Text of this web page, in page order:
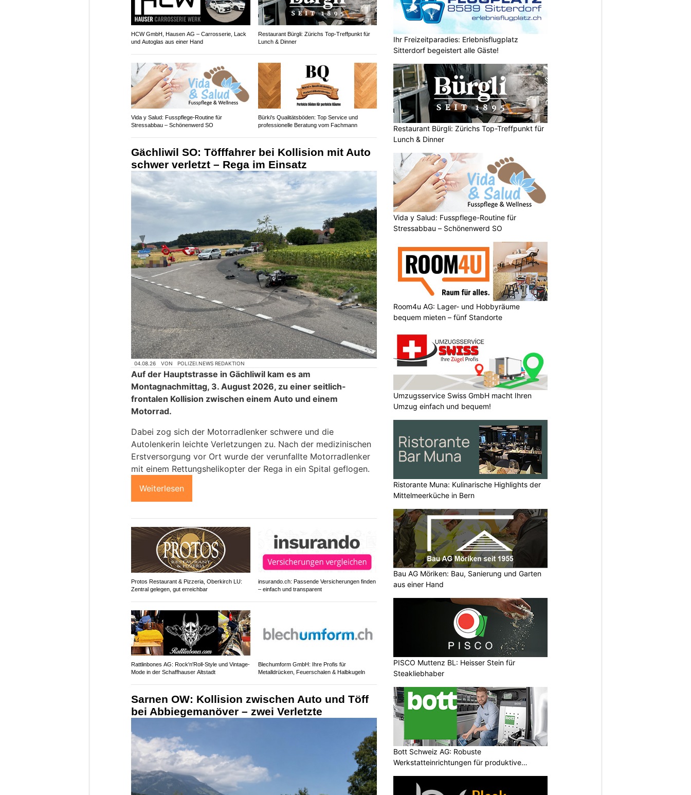
HCW GmbH, Hausen AG – Carrosserie, Lack
und Autoglas aus einer Hand
Restaurant Bürgli: Zürichs Top-Treffpunkt für
Lunch & Dinner
Vida y Salud: Fusspflege-Routine für
Stressabbau – Schönenwerd SO
Bürki's Qualitätsböden: Top Service und
professionelle Beratung vom Fachmann
Gächliwil SO: Töfffahrer bei Kollision mit Auto
schwer verletzt – Rega im Einsatz
04.08.26 VON POLIZEI.NEWS REDAKTION
Auf der Hauptstrasse in Gächliwil kam es am
Montagnachmittag, 3. August 2026, zu einer seitlich-
frontalen Kollision zwischen einem Auto und einem
Motorrad.
Dabei zog sich der Motorradlenker schwere und die
Autolenkerin leichte Verletzungen zu. Nach der medizinischen
Erstversorgung vor Ort wurde der verunfallte Motorradlenker
mit einem Rettungshelikopter der Rega in ein Spital geflogen.
Weiterlesen
Protos Restaurant & Pizzeria, Oberkirch LU:
Zentral gelegen, gut erreichbar
insurando.ch: Passende Versicherungen finden
– einfach und transparent
Rattlinbones AG: Rock'n'Roll-Style und Vintage-
Mode in der Schaffhauser Altstadt
Blechumform GmbH: Ihre Profis für
Metalldrücken, Feuerschalen & Halbkugeln
Sarnen OW: Kollision zwischen Auto und Töff
bei Abbiegemanöver – zwei Verletzte
Ihr Freizeitparadies: Erlebnisflugplatz
Sitterdorf begeistert alle Gäste!
Restaurant Bürgli: Zürichs Top-Treffpunkt für
Lunch & Dinner
Vida y Salud: Fusspflege-Routine für
Stressabbau – Schönenwerd SO
Room4u AG: Lager- und Hobbyräume
bequem mieten – fünf Standorte
Umzugsservice Swiss GmbH macht Ihren
Umzug einfach und bequem!
Ristorante Muna: Kulinarische Highlights der
Mittelmeerküche in Bern
Bau AG Möriken: Bau, Sanierung und Garten
aus einer Hand
PISCO Muttenz BL: Heisser Stein für
Steakliebhaber
Bott Schweiz AG: Robuste
Werkstatteinrichtungen für produktive